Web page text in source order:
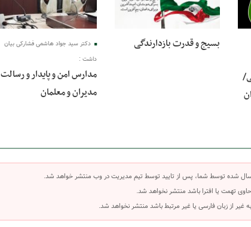
بسیج و قدرت بازدارندگی
دکتر سید جواد هاشمی فشارکی بیان
داشت :
مدارس امن و پایدار و رسالت
مدیران و معلمان
شده توسط شما، پس از تایید توسط تیم مدیریت در وب منتشر خواهد شد.
تهمت یا افترا باشد منتشر نخواهد شد.
غیر از زبان فارسی یا غیر مرتبط باشد منتشر نخواهد شد.